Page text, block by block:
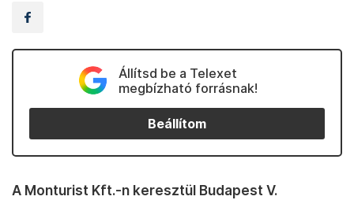
Állítsd be a Telexet
megbízható forrásnak!
Beállítom
A Monturist Kft.-n keresztül Budapest V.